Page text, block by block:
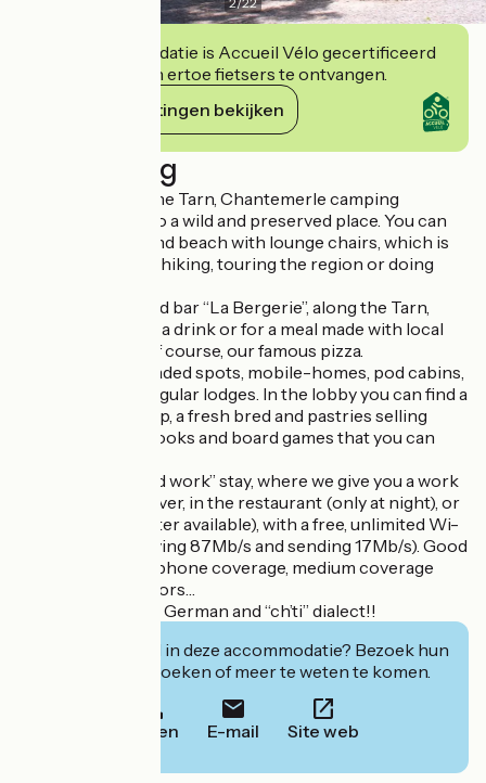
Deze accommodatie is Accueil Vélo gecertificeerd
en verbindt zich ertoe fietsers te ontvangen.
Haar verplichtingen bekijken
Beschrijving
On the banks of the Tarn, Chantemerle camping
welcomes you into a wild and preserved place. You can
enjoy a private sand beach with lounge chairs, which is
ideal after a day of hiking, touring the region or doing
Our restaurant and bar “La Bergerie”, along the Tarn,
welcomes you for a drink or for a meal made with local
specialties, and, of course, our famous pizza.
We have large, shaded spots, mobile-homes, pod cabins,
tipi-homes and regular lodges. In the lobby you can find a
small grocery shop, a fresh bred and pastries selling
space as well as books and board games that you can
We offer a “Nomad work” stay, where we give you a work
space along the river, in the restaurant (only at night), or
in the lobby (printer available), with a free, unlimited Wi-
Fi hotspot (receiving 87Mb/s and sending 17Mb/s). Good
Orange and Free phone coverage, medium coverage
with other operators…
We speak English, German and “ch’ti” dialect!!
Geïnteresseerd in deze accommodatie? Bezoek hun
website om te boeken of meer te weten te komen.
Bellen E-mail Site web